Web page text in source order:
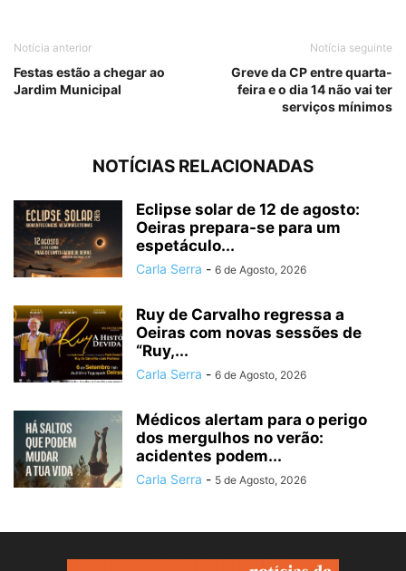
Notícia anterior
Festas estão a chegar ao
Jardim Municipal
Notícia seguinte
Greve da CP entre quarta-
feira e o dia 14 não vai ter
serviços mínimos
NOTÍCIAS RELACIONADAS
Eclipse solar de 12 de agosto:
Oeiras prepara-se para um
espetáculo...
Carla Serra - 6 de Agosto, 2026
Ruy de Carvalho regressa a
Oeiras com novas sessões de
“Ruy,...
Carla Serra - 6 de Agosto, 2026
Médicos alertam para o perigo
dos mergulhos no verão:
acidentes podem...
Carla Serra - 5 de Agosto, 2026